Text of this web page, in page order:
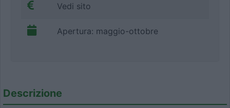
Vedi sito
Apertura: maggio-ottobre
Descrizione